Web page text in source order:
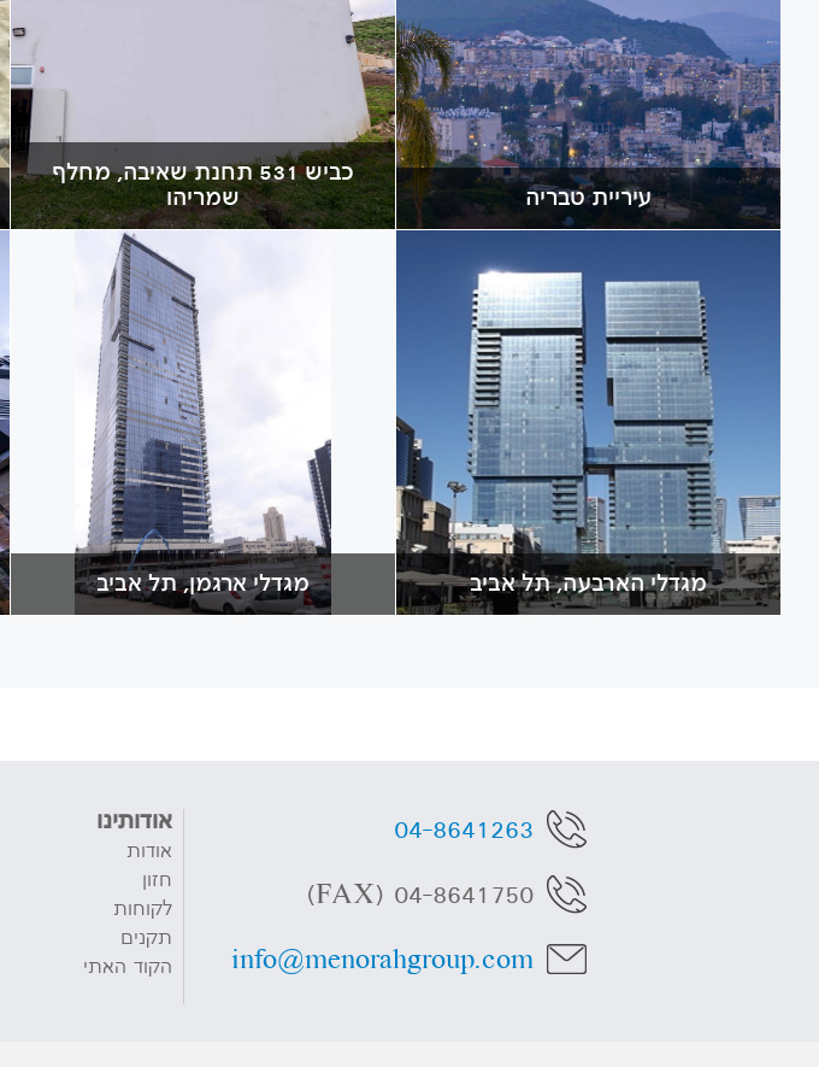
עיריית טבריה
כביש 531 תחנת שאיבה, מחלף
שמריהו
מגדלי הארבעה, תל אביב מגדלי ארגמן, תל אביב
04-8641263
04-8641750 (FAX)
info@menorahgroup.com
אודותינו
אודות
חזון
לקוחות
תקנים
הקוד האתי